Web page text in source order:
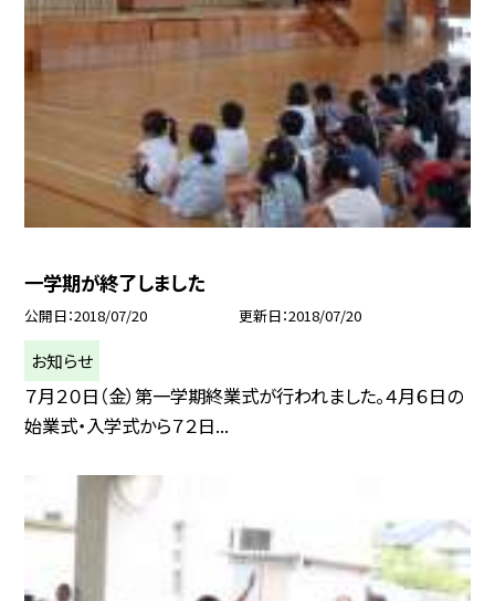
一学期が終了しました
公開日 2018/07/20 更新日 2018/07/20
お知らせ
７月２０日（金）第一学期終業式が行われました。４月６日の
始業式・入学式から７２日...